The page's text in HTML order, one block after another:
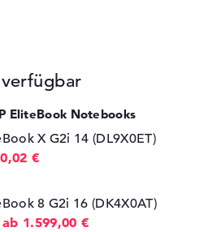
EliteBook Notebooks
X G2i 14 (DL9X0ET)
€
8 G2i 16 (DK4X0AT)
ab 1.599,00 €